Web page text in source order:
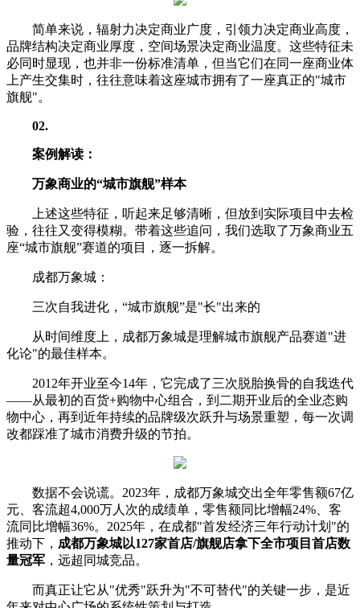
简单来说，辐射力决定商业广度，引领力决定商业高度，
品牌结构决定商业厚度，空间场景决定商业温度。这些特征未
必同时显现，也并非一份标准清单，但当它们在同一座商业体
上产生交集时，往往意味着这座城市拥有了一座真正的"城市
旗舰"。
02.
案例解读：
万象商业的“城市旗舰”样本
上述这些特征，听起来足够清晰，但放到实际项目中去检
验，往往又变得模糊。带着这些追问，我们选取了万象商业五
座“城市旗舰”赛道的项目，逐一拆解。
成都万象城：
三次自我进化，“城市旗舰”是"长"出来的
从时间维度上，成都万象城是理解城市旗舰产品赛道"进
化论"的最佳样本。
2012年开业至今14年，它完成了三次脱胎换骨的自我迭代
——从最初的百货+购物中心组合，到二期开业后的全业态购
物中心，再到近年持续的品牌级次跃升与场景重塑，每一次调
改都踩准了城市消费升级的节拍。
数据不会说谎。2023年，成都万象城交出全年零售额67亿
元、客流超4,000万人次的成绩单，零售额同比增幅24%、客
流同比增幅36%。2025年，在成都"首发经济三年行动计划"的
推动下， 成都万象城以127家首店/旗舰店拿下全市项目 首店数
量冠军 ，远超同城竞品。
而真正让它从"优秀"跃升为"不可替代"的关键一步，是近